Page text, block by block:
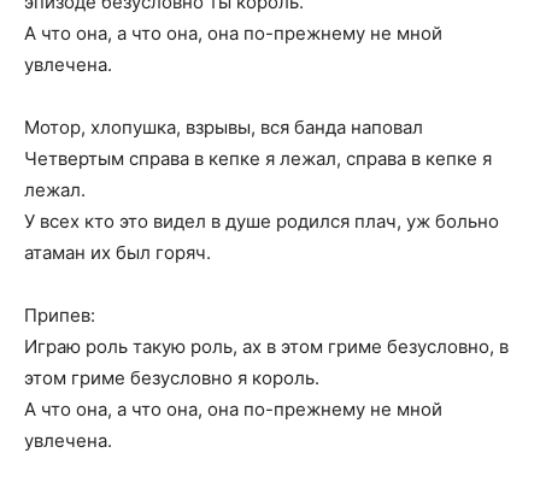
А что она, а что она, она по-прежнему не мной
увлечена.
Мотор, хлопушка, взрывы, вся банда наповал
Четвертым справа в кепке я лежал, справа в кепке я
лежал.
У всех кто это видел в душе родился плач, уж больно
атаман их был горяч.
Припев:
Играю роль такую роль, ах в этом гриме безусловно, в
этом гриме безусловно я король.
А что она, а что она, она по-прежнему не мной
увлечена.